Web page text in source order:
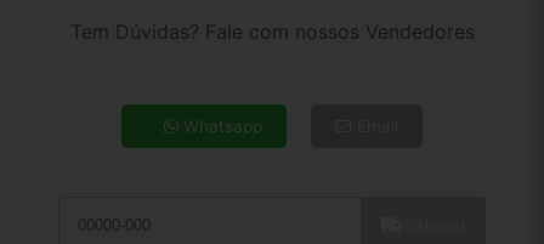
5x de R$ 35,71
6x de R$ 30,12
9x de R$ 20,79
Tem Dúvidas? Fale com nossos Vendedores
Whatsapp